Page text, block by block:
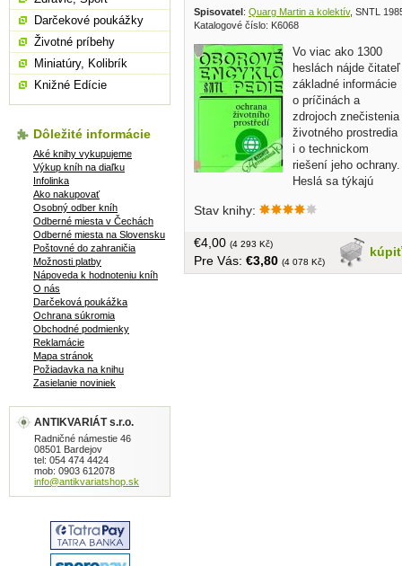
Spisovatel: Quarg Martin a kolektív, SNTL
Katalogové číslo: K6068
Vo viac ako 1300
heslách nájde čitateľ
základné informácie
o príčinách a
zdrojoch znečistenia
životného prostredia
i o technickom
riešení jeho ochrany.
Heslá sa týkajú
ochrany životného prostredia, čistenia
likvidácie a využitia odpadov a ochrany
proti hluku... v češtine, obal mierne
poškodený, tvrdá väzba, väčší formát,
Stav knihy:
kúpiť
€4,00 (4 293 Kč)
Pre Vás: €3,80 (4 078 Kč)
Darčekové poukážky
Životné príbehy
Miniatúry, Kolibrík
Knižné Edície
Dôležité informácie
Aké knihy vykupujeme
Výkup kníh na diaľku
Infolinka
Ako nakupovať
Osobný odber kníh
Odberné miesta v Čechách
Odberné miesta na Slovensku
Poštovné do zahraničia
Možnosti platby
Nápoveda k hodnoteniu kníh
O nás
Darčeková poukážka
Ochrana súkromia
Obchodné podmienky
Reklamácie
Mapa stránok
Požiadavka na knihu
Zasielanie noviniek
ANTIKVARIÁT s.r.o.
Radničné námestie 46
08501 Bardejov
tel: 054 474 4424
mob: 0903 612078
info@antikvariatshop.sk